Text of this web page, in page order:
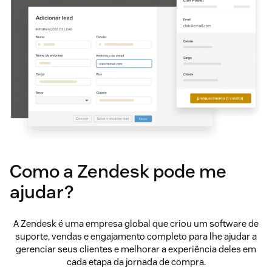
Como a Zendesk pode me
ajudar?
A Zendesk é uma empresa global que criou um software de
suporte, vendas e engajamento completo para lhe ajudar a
gerenciar seus clientes e melhorar a experiência deles em
cada etapa da jornada de compra.